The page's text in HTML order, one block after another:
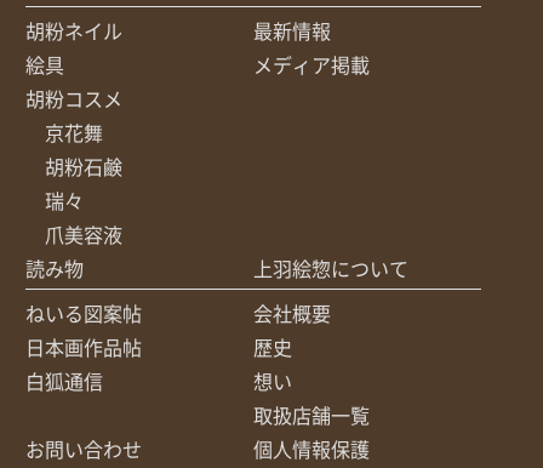
胡粉ネイル
絵具
胡粉コスメ
京花舞
胡粉石鹸
瑞々
爪美容液
最新情報
メディア掲載
読み物
ねいる図案帖
日本画作品帖
白狐通信
上羽絵惣について
会社概要
歴史
想い
取扱店舗一覧
お問い合わせ
個人情報保護